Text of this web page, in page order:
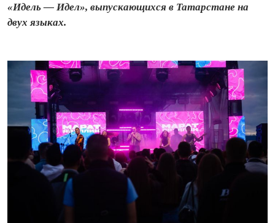
«Идель — Идел», выпускающихся в Татарстане на
двух языках.